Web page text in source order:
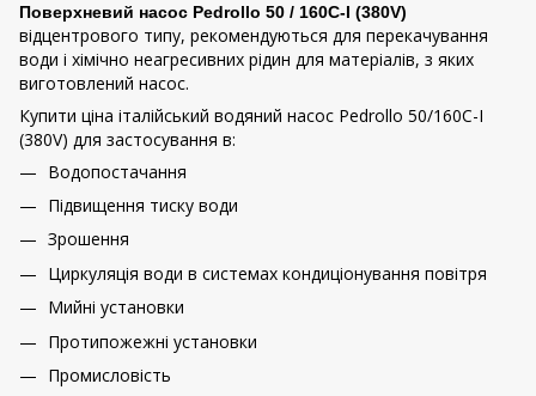
Поверхневий насос Pedrollo 50 / 160C-I (380V)
відцентрового типу, рекомендуються для перекачування
води і хімічно неагресивних рідин для матеріалів, з яких
виготовлений насос.
Купити ціна італійський водяний насос Pedrollo 50/160C-I
(380V) для застосування в:
Водопостачання
Підвищення тиску води
Зрошення
Циркуляція води в системах кондиціонування повітря
Мийні установки
Протипожежні установки
Промисловість